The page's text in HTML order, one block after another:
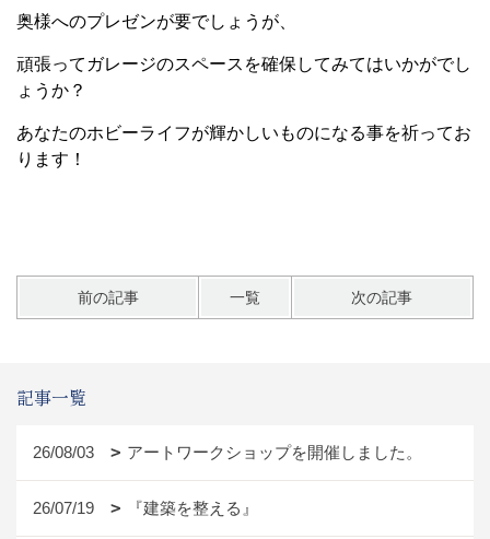
奥様へのプレゼンが要でしょうが、
頑張ってガレージのスペースを確保してみてはいかがでし
ょうか？
あなたのホビーライフが輝かしいものになる事を祈ってお
ります！
前の記事 一覧 次の記事
記事一覧
26/08/03 アートワークショップを開催しました。
26/07/19 『建築を整える』